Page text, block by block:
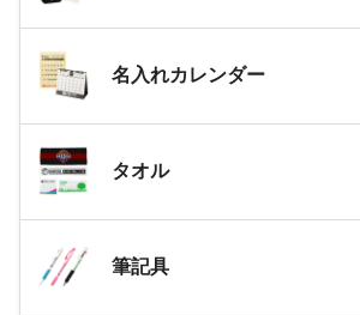
名入れカレンダー
タオル
筆記具